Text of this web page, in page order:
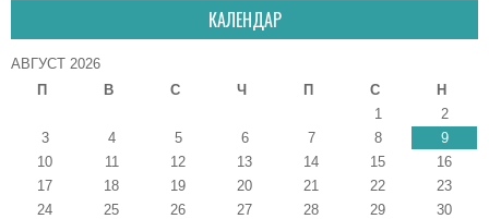
КАЛЕНДАР
АВГУСТ 2026
П
В С Ч П С
Н
1
2
3
4 5 6 7 8
9
10
11 12 13 14 15
16
17
18 19 20 21 22
23
24
25 26 27 28 29
30